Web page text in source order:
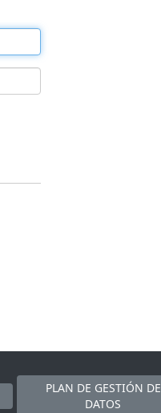
PLAN DE GESTIÓN DE
DATOS